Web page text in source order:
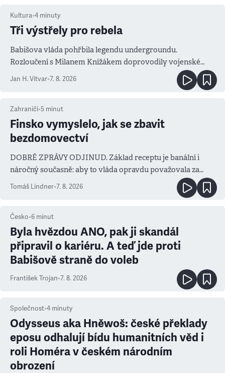
Kultura•4 minuty
Tři výstřely pro rebela
Babišova vláda pohřbila legendu undergroundu.
Rozloučení s Milanem Knížákem doprovodily vojenské
Jan H. Vitvar•7. 8. 2026
Zahraničí•5 minut
Finsko vymyslelo, jak se zbavit
bezdomovectví
DOBRÉ ZPRÁVY ODJINUD. Základ receptu je banální i
náročný současně: aby to vláda opravdu považovala za
Tomáš Lindner•7. 8. 2026
Česko•6 minut
Byla hvězdou ANO, pak ji skandál
připravil o kariéru. A teď jde proti
Babišově straně do voleb
František Trojan•7. 8. 2026
Společnost•4 minuty
Odysseus aka Hněwoš: české překlady
eposu odhalují bídu humanitních věd i
roli Homéra v českém národním
obrození